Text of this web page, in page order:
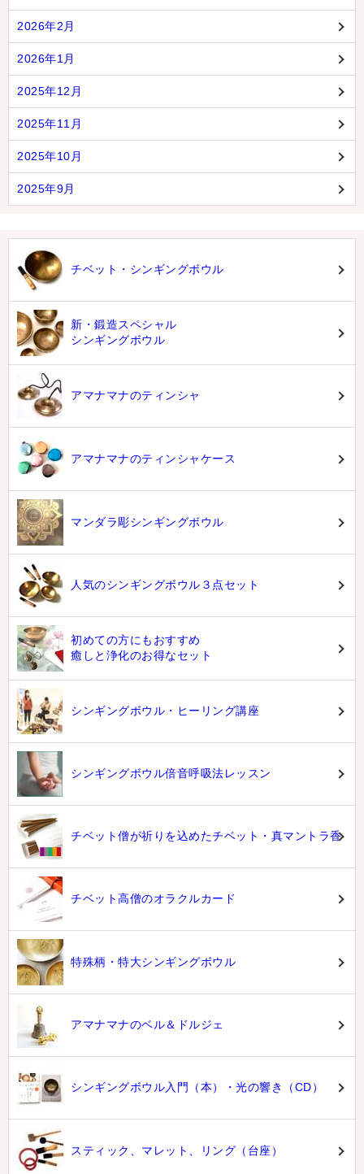
2026年2月
2026年1月
2025年12月
2025年11月
2025年10月
2025年9月
チベット・シンギングボウル
新・鍛造スペシャル
シンギングボウル
アマナマナのティンシャ
アマナマナのティンシャケース
マンダラ彫シンギングボウル
人気のシンギングボウル３点セット
初めての方にもおすすめ
癒しと浄化のお得なセット
シンギングボウル・ヒーリング講座
シンギングボウル倍音呼吸法レッスン
チベット僧が祈りを込めたチベット・真マントラ香
チベット高僧のオラクルカード
特殊柄・特大シンギングボウル
アマナマナのベル＆ドルジェ
シンギングボウル入門（本）・光の響き（CD）
スティック、マレット、リング（台座）